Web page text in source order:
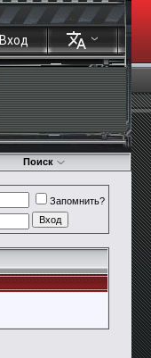
Вход
Поиск
Запомнить?